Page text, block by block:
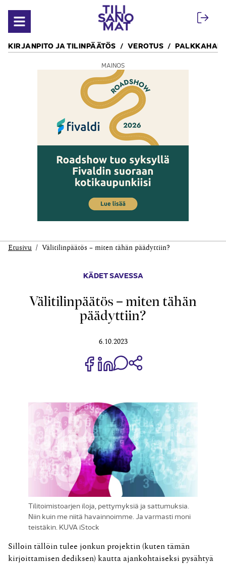
Avaa valikko
KIRJANPITO JA TILINPÄÄTÖS VEROTUS
MAINOS
Etusivu Väli­tilin­päätös – miten tähän päädyttiin?
KÄDET SAVESSA
Väli­tilin­päätös – miten tähän
päädyttiin?
6.10.2023
Jaa Share on Facebook
Jaa Share on LinkedIn
Jaa WhatsApp-viestinä
Tilitoimistoarjen iloja, pettymyksiä ja sattumuksia.
Niin kuin me niitä havainnoimme. Ja varmasti moni
teistäkin. KUVA iStock
Silloin tällöin tulee jonkun projektin (kuten tämän
kirjoittamisen dediksen) kautta ajankohtaiseksi pysähtyä